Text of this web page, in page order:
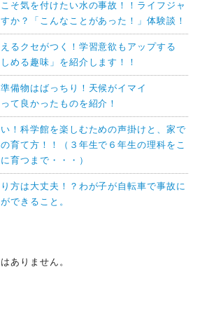
そ気を付けたい水の事故！！ライフジャ
か？「こんなことがあった！」体験談！
るクセがつく！学習意欲もアップする
める趣味」を紹介します！！
備物はばっちり！天候がイマイ
て良かったものを紹介！
！科学館を楽しむための声掛けと、家で
育て方！！（３年生で６年生の理科をこ
育つまで・・・）
方は大丈夫！？わが子が自転車で事故に
できること。
ありません。